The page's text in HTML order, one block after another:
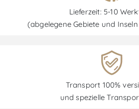
Lieferzeit: 5-10
(abgelegene Gebiete und
Transport 100%
und spezielle